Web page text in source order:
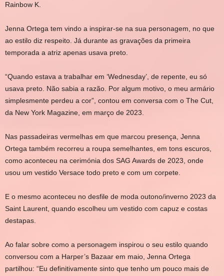
Rainbow K.
Jenna Ortega tem vindo a inspirar-se na sua personagem, no que
ao estilo diz respeito. Já durante as gravações da primeira
temporada a atriz apenas usava preto.
“Quando estava a trabalhar em ‘Wednesday’, de repente, eu só
usava preto. Não sabia a razão. Por algum motivo, o meu armário
simplesmente perdeu a cor”, contou em conversa com o The Cut,
da New York Magazine, em março de 2023.
Nas passadeiras vermelhas em que marcou presença, Jenna
Ortega também recorreu a roupa semelhantes, em tons escuros,
como aconteceu na cerimónia dos SAG Awards de 2023, onde
usou um vestido Versace todo preto e com um corpete.
E o mesmo aconteceu no desfile de moda outono/inverno 2023 da
Saint Laurent, quando escolheu um vestido com capuz e costas
destapas.
Ao falar sobre como a personagem inspirou o seu estilo quando
conversou com a Harper’s Bazaar em maio, Jenna Ortega
partilhou: “Eu definitivamente sinto que tenho um pouco mais de